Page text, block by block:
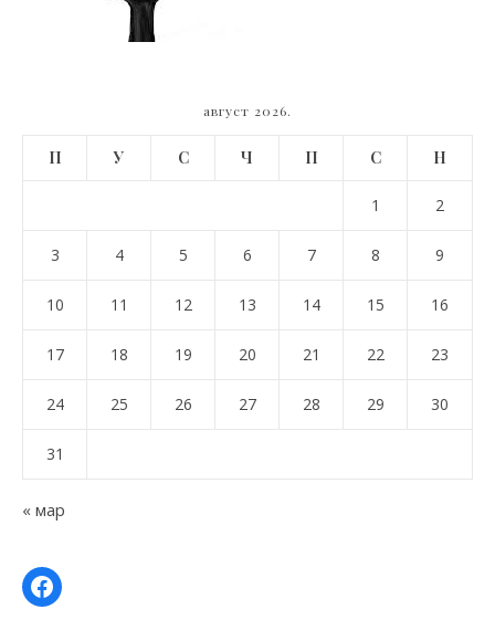
август 2026.
П У С Ч П С Н
1 2
3 4 5 6 7 8 9
10 11 12 13 14 15 16
17 18 19 20 21 22 23
24 25 26 27 28 29 30
31
« мар